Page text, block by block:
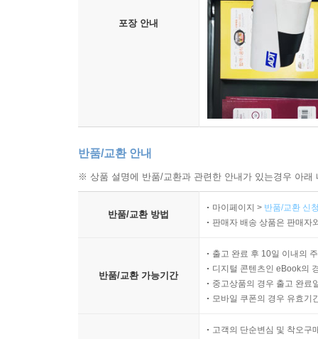
포장 안내
반품/교환 안내
※ 상품 설명에 반품/교환과 관련한 안내가 있는경우 아
반품/교환 방법
마이페이지 > 반품/교환 신
판매자 배송 상품은 판매자
반품/교환 가능기간
출고 완료 후 10일 이내의
디지털 콘텐츠인 eBook의
중고상품의 경우 출고 완료
모바일 쿠폰의 경우 유효기
고객의 단순변심 및 착오구